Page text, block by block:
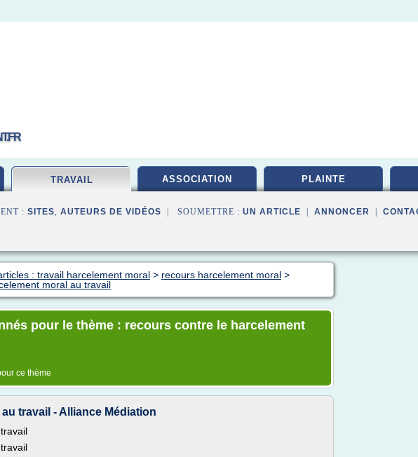
TRAVAIL ASSOCIATION PLAINTE
: SITES, AUTEURS DE VIDÉOS | SOUMETTRE : UN ARTICLE ANNONCER
: travail harcelement moral > recours harcelement moral >
moral au travail
pour le thème : recours contre le harcelement
ce thème
travail - Alliance Médiation